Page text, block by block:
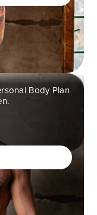
op wilt
te realiseren?
Body Plan